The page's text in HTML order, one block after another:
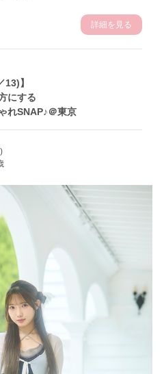
詳細を見る
13)】
にする
れSNAP♪＠東京